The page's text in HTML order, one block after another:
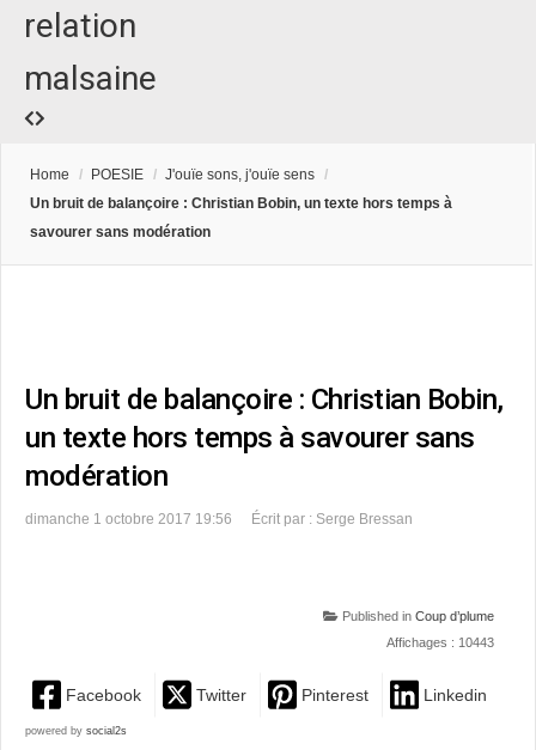
relation
malsaine
Home / POESIE / J'ouïe sons, j'ouïe sens /
Un bruit de balançoire : Christian Bobin, un texte hors temps à
savourer sans modération
Un bruit de balançoire : Christian Bobin,
un texte hors temps à savourer sans
modération
dimanche 1 octobre 2017 19:56 Écrit par : Serge Bressan
Published in Coup d’plume
Affichages : 10443
Facebook Twitter Pinterest Linkedin
powered by social2s